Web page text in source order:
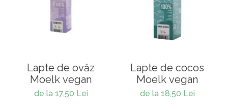
Lapte de ovăz
Moelk vegan
de la 17,50 Lei
Lapte de cocos
Moelk vegan
de la 18,50 Lei